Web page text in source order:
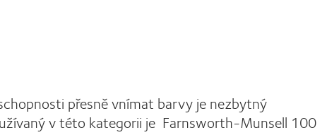
přesně vnímat barvy je nezbytný
v této kategorii je Farnsworth-Munsell 100